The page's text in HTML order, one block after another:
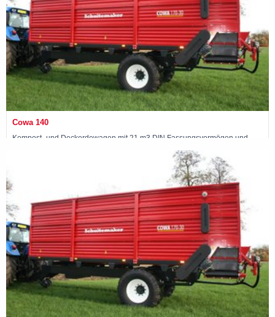
Cowa 140
Kompost- und Deckerdewagen mit 21 m3 DIN Fassungsvermögen und
Maschine ansehen »